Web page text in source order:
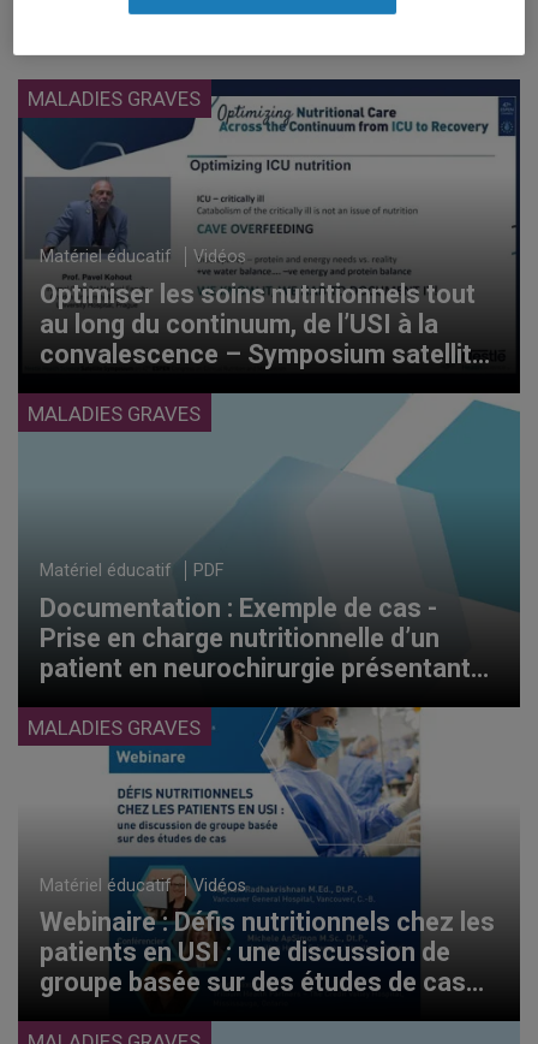
Filtrer / Trier
MALADIES GRAVES
Matériel éducatif Vidéos
Optimiser les soins nutritionnels tout
au long du continuum, de l’USI à la
convalescence – Symposium satellite
MALADIES GRAVES
Matériel éducatif PDF
Documentation : Exemple de cas -
Prise en charge nutritionnelle d’un
patient en neurochirurgie présentant
cholécystite et une ischémie
hépatique (2024)
MALADIES GRAVES
Matériel éducatif Vidéos
Webinaire : Défis nutritionnels chez les
patients en USI : une discussion de
groupe basée sur des études de cas